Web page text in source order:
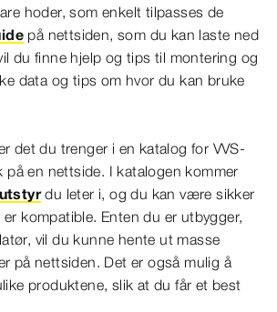
hoder, som enkelt tilpasses de
på nettsiden, som du kan laste ned
du finne hjelp og tips til montering og
data og tips om hvor du kan bruke
det du trenger i en katalog for VVS-
en nettside. I katalogen kommer
du leter i, og du kan være sikker
kompatible. Enten du er utbygger,
vil du kunne hente ut masse
på nettsiden. Det er også mulig å
produktene, slik at du får et best